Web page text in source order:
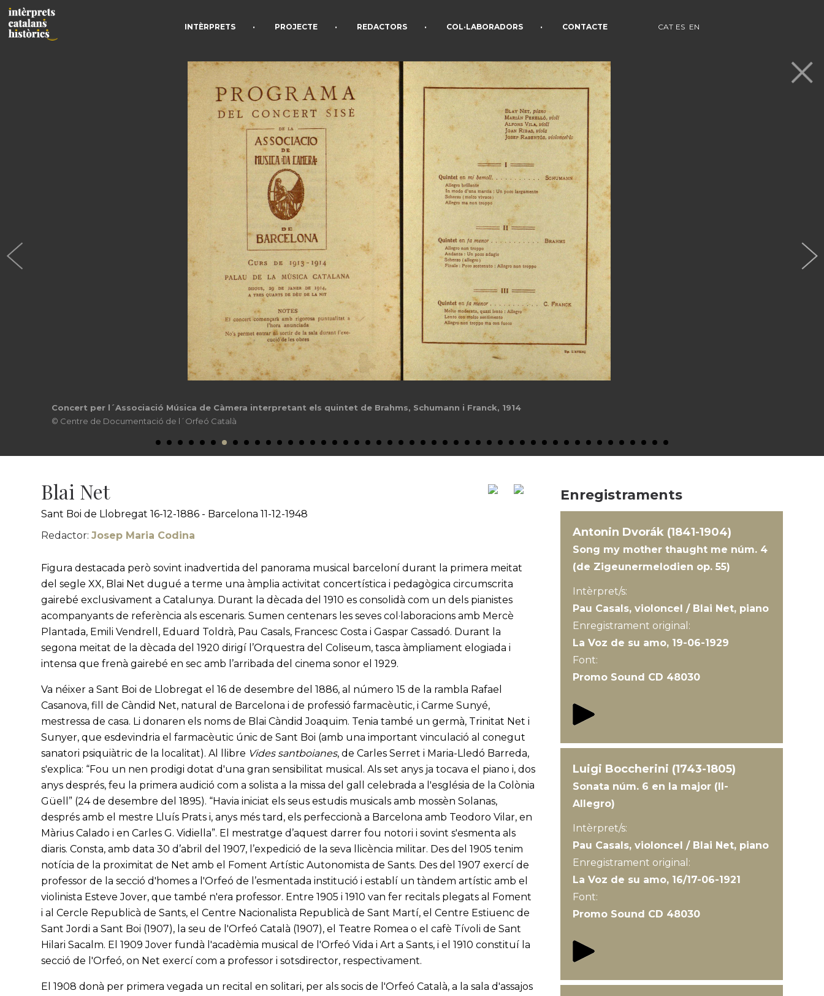
INTÈRPRETS • PROJECTE • REDACTORS • COL·LABORADORS • CONTACTE CAT ES EN
Concert per l´Associació Música de Càmera interpretant els quintet de Brahms, Schumann i Franck, 1914
© Centre de Documentació de l´Orfeó Català
Blai Net
Sant Boi de Llobregat 16-12-1886 - Barcelona 11-12-1948
Redactor:Josep Maria Codina
Figura destacada però sovint inadvertida del panorama musical barceloní durant la primera meitat
del segle XX, Blai Net dugué a terme una àmplia activitat concertística i pedagògica circumscrita
gairebé exclusivament a Catalunya. Durant la dècada del 1910 es consolidà com un dels pianistes
acompanyants de referència als escenaris. Sumen centenars les seves col·laboracions amb Mercè
Plantada, Emili Vendrell, Eduard Toldrà, Pau Casals, Francesc Costa i Gaspar Cassadó. Durant la
segona meitat de la dècada del 1920 dirigí l’Orquestra del Coliseum, tasca àmpliament elogiada i
intensa que frenà gairebé en sec amb l’arribada del cinema sonor el 1929.
Va néixer a Sant Boi de Llobregat el 16 de desembre del 1886, al número 15 de la rambla Rafael
Casanova, fill de Càndid Net, natural de Barcelona i de professió farmacèutic, i Carme Sunyé,
mestressa de casa. Li donaren els noms de Blai Càndid Joaquim. Tenia també un germà, Trinitat Net i
Sunyer, que esdevindria el farmacèutic únic de Sant Boi (amb una important vinculació al conegut
sanatori psiquiàtric de la localitat). Al llibre Vides santboianes, de Carles Serret i Maria-Lledó Barreda,
s'explica: “Fou un nen prodigi dotat d'una gran sensibilitat musical. Als set anys ja tocava el piano i, dos
anys després, feu la primera audició com a solista a la missa del gall celebrada a l'església de la Colònia
Güell” (24 de desembre del 1895). “Havia iniciat els seus estudis musicals amb mossèn Solanas,
després amb el mestre Lluís Prats i, anys més tard, els perfeccionà a Barcelona amb Teodoro Vilar, en
Màrius Calado i en Carles G. Vidiella”. El mestratge d’aquest darrer fou notori i sovint s'esmenta als
diaris. Consta, amb data 30 d’abril del 1907, l’expedició de la seva llicència militar. Des del 1905 tenim
notícia de la proximitat de Net amb el Foment Artístic Autonomista de Sants. Des del 1907 exercí de
professor de la secció d'homes a l'Orfeó de l’esmentada institució i establí un tàndem artístic amb el
violinista Esteve Jover, que també n'era professor. Entre 1905 i 1910 van fer recitals plegats al Foment
i al Cercle Republicà de Sants, el Centre Nacionalista Republicà de Sant Martí, el Centre Estiuenc de
Sant Jordi a Sant Boi (1907), la seu de l'Orfeó Català (1907), el Teatre Romea o el cafè Tívoli de Sant
Hilari Sacalm. El 1909 Jover fundà l'acadèmia musical de l'Orfeó Vida i Art a Sants, i el 1910 constituí la
secció de l'Orfeó, on Net exercí com a professor i sotsdirector, respectivament.
El 1908 donà per primera vegada un recital en solitari, per als socis de l'Orfeó Català, a la sala d'assajos
Enregistraments
Antonin Dvorák (1841-1904)
Song my mother thaught me núm. 4
(de Zigeunermelodien op. 55)
Intèrpret/s:
Pau Casals, violoncel / Blai Net, piano
Enregistrament original:
La Voz de su amo, 19-06-1929
Font:
Promo Sound CD 48030
Luigi Boccherini (1743-1805)
Sonata núm. 6 en la major (II-
Allegro)
Intèrpret/s:
Pau Casals, violoncel / Blai Net, piano
Enregistrament original:
La Voz de su amo, 16/17-06-1921
Font:
Promo Sound CD 48030